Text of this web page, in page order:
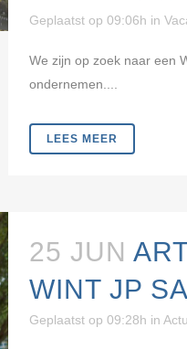
Geplaatst op 09:06h in
We zijn op zoek naar een
ondernemen....
LEES MEER
25 JUN
WINT JP
Geplaatst op 09:28h in